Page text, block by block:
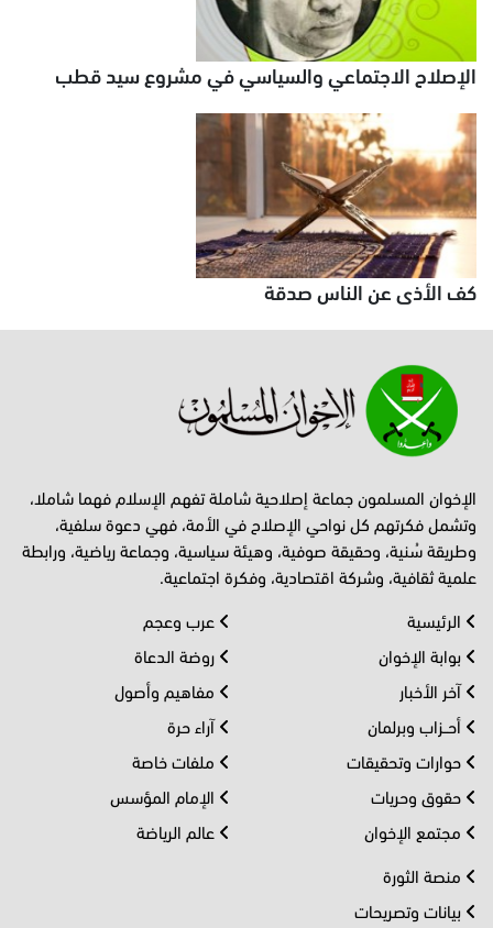
الإصلاح الاجتماعي والسياسي في مشروع سيد قطب
كف الأذى عن الناس صدقة
الإخوان المسلمون جماعة إصلاحية شاملة تفهم الإسلام فهما شاملا،
وتشمل فكرتهم كل نواحي الإصلاح في الأمة، فهي دعوة سلفية،
وطريقة سُنية، وحقيقة صوفية، وهيئة سياسية، وجماعة رياضية، ورابطة
علمية ثقافية، وشركة اقتصادية، وفكرة اجتماعية.
الرئيسية
بوابة الإخوان
آخر الأخبار
أحــزاب وبرلمان
حوارات وتحقيقات
حقوق وحريات
مجتمع الإخوان
عرب وعجم
روضة الدعاة
مفاهيم وأصول
آراء حرة
ملفات خاصة
الإمام المؤسس
عالم الرياضة
منصة الثورة
بيانات وتصريحات